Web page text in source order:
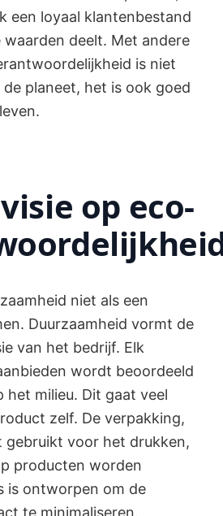
een loyaal klantenbestand
deelt. Met andere
is niet
planeet, het is ook goed
op eco-
niet als een
Duurzaamheid vormt de
van het bedrijf. Elk
wordt beoordeeld
het milieu. Dit gaat veel
zelf. De verpakking,
gebruikt voor het drukken,
producten worden
is ontworpen om de